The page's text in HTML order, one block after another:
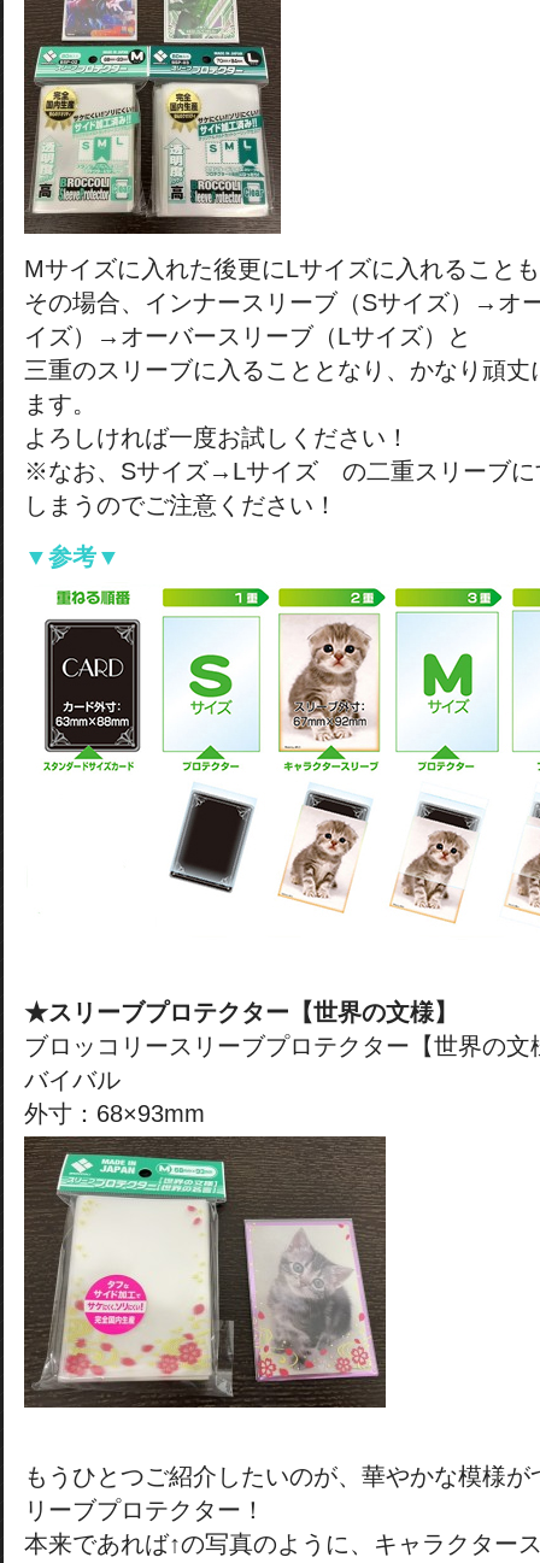
Mサイズに入れた後更にLサイズに入れること
その場合、インナースリーブ（Sサイズ）→オ
イズ）→オーバースリーブ（Lサイズ）と
三重のスリーブに入ることとなり、かなり頑
ます。
よろしければ一度お試しください！
※なお、Sサイズ→Lサイズ の二重スリーブに
しまうのでご注意ください！
▼参考▼
★スリーブプロテクター【世界の文様】
ブロッコリースリーブプロテクター【世界の
バイバル
外寸：68×93mm
もうひとつご紹介したいのが、華やかな模様
リーブプロテクター！
本来であれば↑の写真のように、キャラクター